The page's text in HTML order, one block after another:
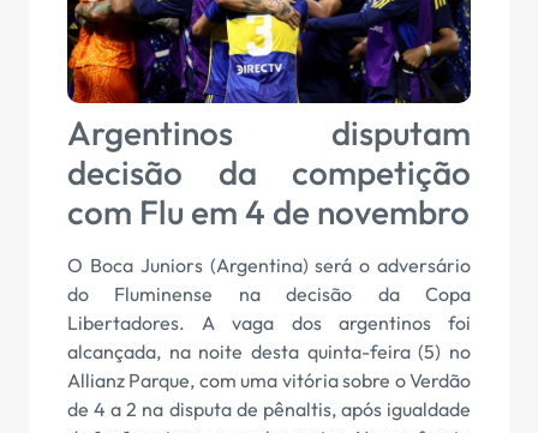
Argentinos disputam
decisão da competição
com Flu em 4 de novembro
O Boca Juniors (Argentina) será o adversário
do Fluminense na decisão da Copa
Libertadores. A vaga dos argentinos foi
alcançada, na noite desta quinta-feira (5) no
Allianz Parque, com uma vitória sobre o Verdão
de 4 a 2 na disputa de pênaltis, após igualdade